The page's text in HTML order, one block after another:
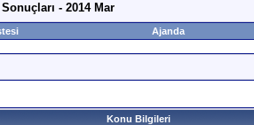
- 2014 Mar
Ajanda
Konu Bilgileri